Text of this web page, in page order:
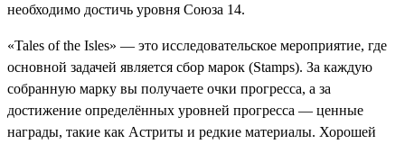
необходимо достичь уровня Союза 14.
«Tales of the Isles» — это исследовательское мероприятие, где
основной задачей является сбор марок (Stamps). За каждую
собранную марку вы получаете очки прогресса, а за
достижение определённых уровней прогресса — ценные
награды, такие как Астриты и редкие материалы. Хорошей